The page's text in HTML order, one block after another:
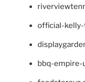
official-
bbq-empire-